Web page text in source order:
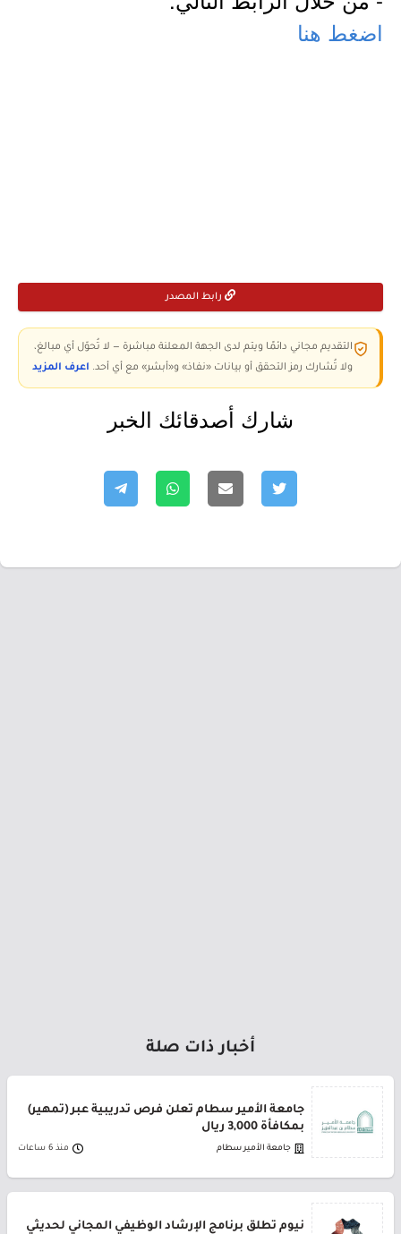
اضغط هنا
رابط المصدر
التقديم مجاني دائمًا ويتم لدى الجهة المعلنة مباشرة — لا تُحوّل أي مبالغ،
ولا تُشارك رمز التحقق أو بيانات «نفاذ» و«أبشر» مع أي أحد. اعرف المزيد
شارك أصدقائك الخبر
أخبار ذات صلة
جامعة الأمير سطام تعلن فرص تدريبية عبر (تمهير)
بمكافأة 3,000 ريال
جامعة الأمير سطام منذ 6 ساعات
نيوم تطلق برنامج الإرشاد الوظيفي المجاني لحديثي